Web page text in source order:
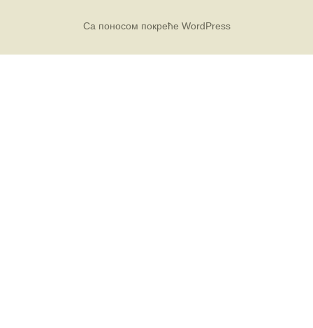
Са поносом покреће WordPress